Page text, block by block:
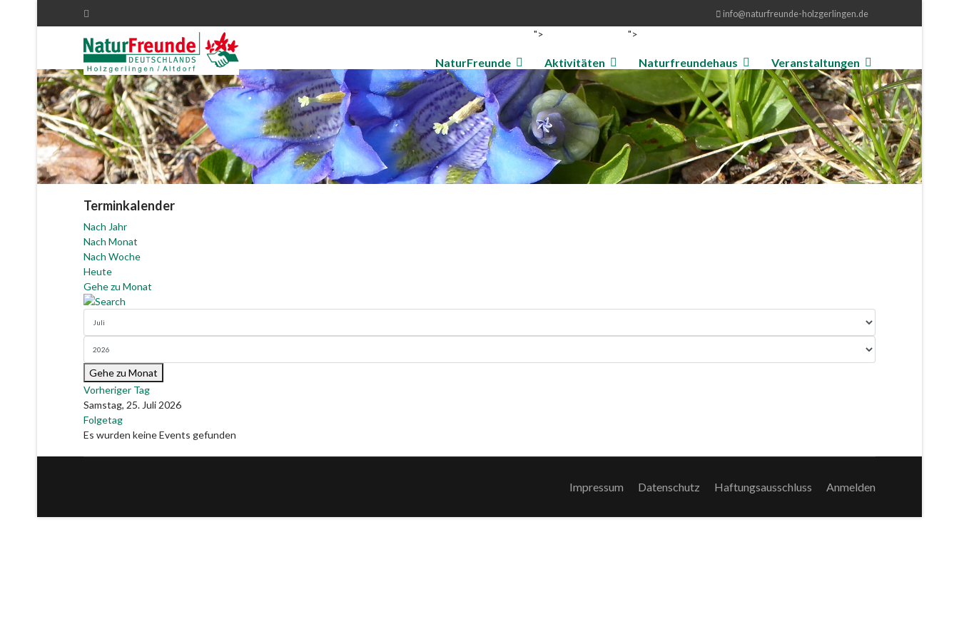
info@naturfreunde-holzgerlingen.de
NaturFreunde
">
Aktivitäten
">
Naturfreundehaus Veranstaltungen
Terminkalender
Nach Jahr
Nach Monat
Nach Woche
Heute
Gehe zu Monat
Gehe zu Monat
Vorheriger Tag
Samstag, 25. Juli 2026
Folgetag
Es wurden keine Events gefunden
Impressum Datenschutz Haftungsausschluss Anmelden